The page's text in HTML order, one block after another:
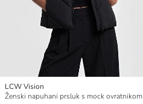
LCW Vision
Ženski napuhani prsluk s mock ovratnikom